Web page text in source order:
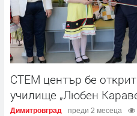
СТЕМ център бе
училище „Любен
Димитровград преди 2 месеца